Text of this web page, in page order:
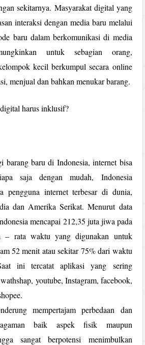
sekitarnya. Masyarakat digital yang
interaksi dengan media baru melalui
baru dalam berkomunikasi di media
untuk sebagian orang,
kecil berkumpul secara online
menjual dan bahkan menukar barang.
harus inklusif?
barang baru di Indonesia, internet bisa
saja dengan mudah, Indonesia
pengguna internet terbesar di dunia,
dan Amerika Serikat. Menurut data
mencapai 212,35 juta jiwa pada
– rata waktu yang digunakan untuk
52 menit atau sekitar 75% dari waktu
ini tercatat aplikasi yang sering
youtube, Instagram, facebook,
mempertajam perbedaan dan
baik aspek fisik maupun
sangat berpotensi menimbulkan